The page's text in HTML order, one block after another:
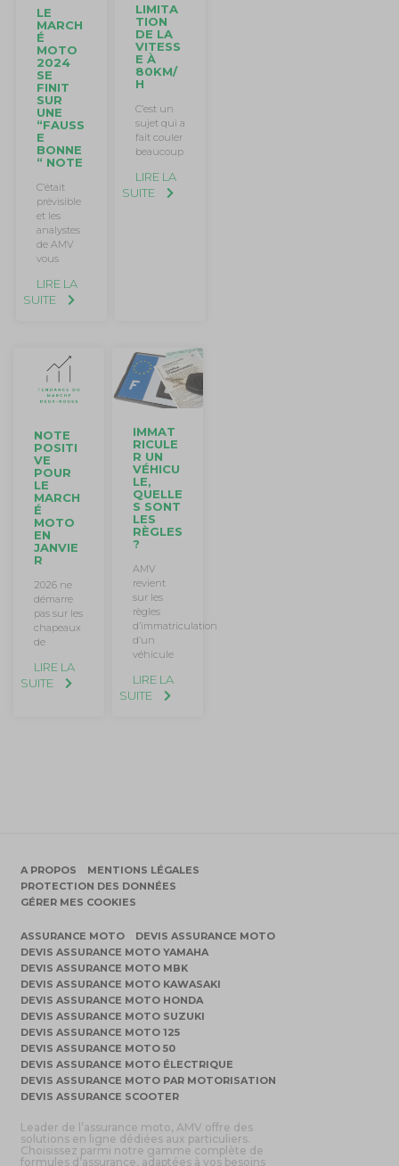
LE
MARCH
É
MOTO
2024
SE
FINIT
SUR
UNE
“FAUSS
E
BONNE
“ NOTE
C’était
prévisible
et les
analystes
de AMV
vous
LIRE LA
SUITE
LIMITA
TION
DE LA
VITESS
E À
80KM/
H
C’est un
sujet qui a
fait couler
beaucoup
LIRE LA
SUITE
NOTE
POSITI
VE
POUR
LE
MARCH
É
MOTO
EN
JANVIE
R
2026 ne
démarre
pas sur les
chapeaux
de
LIRE LA
SUITE
IMMAT
RICULE
R UN
VÉHICU
LE,
QUELLE
S SONT
LES
RÈGLES
?
AMV
revient
sur les
règles
d’immatriculation
d’un
véhicule
LIRE LA
SUITE
A PROPOS
MENTIONS LÉGALES
PROTECTION DES DONNÉES
GÉRER MES COOKIES
ASSURANCE MOTO
DEVIS ASSURANCE MOTO
DEVIS ASSURANCE MOTO YAMAHA
DEVIS ASSURANCE MOTO MBK
DEVIS ASSURANCE MOTO KAWASAKI
DEVIS ASSURANCE MOTO HONDA
DEVIS ASSURANCE MOTO SUZUKI
DEVIS ASSURANCE MOTO 125
DEVIS ASSURANCE MOTO 50
DEVIS ASSURANCE MOTO ÉLECTRIQUE
DEVIS ASSURANCE MOTO PAR MOTORISATION
DEVIS ASSURANCE SCOOTER
Leader de l’assurance moto, AMV offre des
solutions en ligne dédiées aux particuliers.
Choisissez parmi notre gamme complète de
formules d’assurance, adaptées à vos besoins